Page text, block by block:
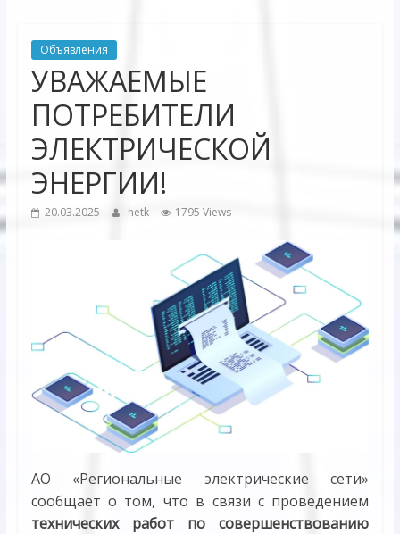
Электрических
сетей"
Объявления
УВАЖАЕМЫЕ
ПОТРЕБИТЕЛИ
ЭЛЕКТРИЧЕСКОЙ
ЭНЕРГИИ!
20.03.2025 hetk 1795 Views
АО «Региональные электрические сети»
сообщает о том, что в связи с проведением
технических работ по совершенствованию